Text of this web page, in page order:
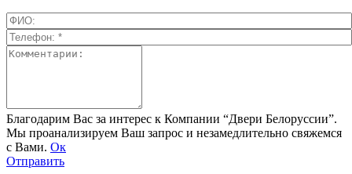
Благодарим Вас за интерес к Компании “Двери Белоруссии”.
Мы проанализируем Ваш запрос и незамедлительно свяжемся
с Вами. Ок
Отправить